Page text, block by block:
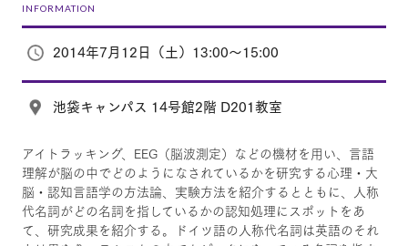
INFORMATION
2014年7月12日（土）13:00～15:00
池袋キャンパス 14号館2階 D201教室
アイトラッキング、EEG（脳波測定）などの機材を用い、言語
理解が脳の中でどのようになされているかを研究する心理・大
脳・認知言語学の方法論、実験方法を紹介するとともに、人称
代名詞がどの名詞を指しているかの認知処理にスポットをあ
て、研究成果を紹介する。ドイツ語の人称代名詞は英語のそれ